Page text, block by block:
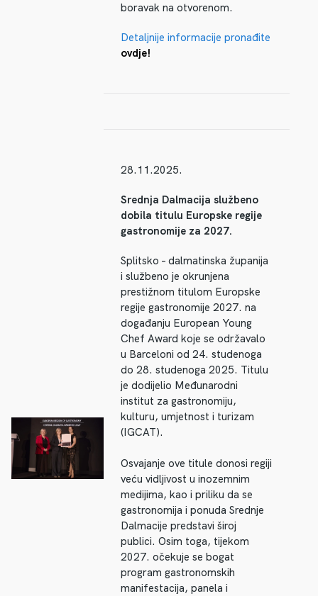
boravak na otvorenom.
Detaljnije informacije pronađite
ovdje!
28.11.2025.
Srednja Dalmacija službeno
dobila titulu Europske regije
gastronomije za 2027.
Splitsko – dalmatinska županija
i službeno je okrunjena
prestižnom titulom Europske
regije gastronomije 2027. na
događanju European Young
Chef Award koje se održavalo
u Barceloni od 24. studenoga
do 28. studenoga 2025. Titulu
je dodijelio Međunarodni
institut za gastronomiju,
kulturu, umjetnost i turizam
(IGCAT).
Osvajanje ove titule donosi regiji
veću vidljivost u inozemnim
medijima, kao i priliku da se
gastronomija i ponuda Srednje
Dalmacije predstavi široj
publici. Osim toga, tijekom
2027. očekuje se bogat
program gastronomskih
manifestacija, panela i